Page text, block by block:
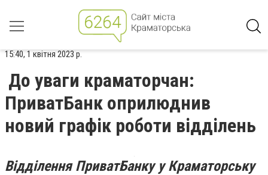
15:40, 1 квітня 2023 р.
До уваги краматорчан:
ПриватБанк оприлюднив
новий графік роботи відділень
Відділення ПриватБанку у Краматорську